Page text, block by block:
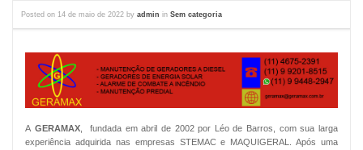
Posted on 14 de maio de 2022 by admin in Sem categoria
A GERAMAX, fundada em abril de 2002 por Léo de Barros, com sua larga
experiência adquirida nas empresas STEMAC e MAQUIGERAL. Após uma